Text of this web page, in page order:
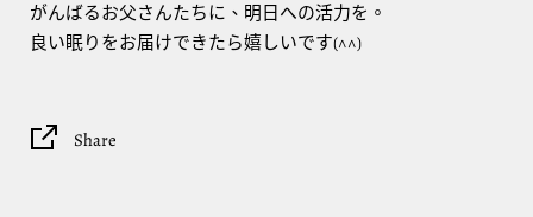
がんばるお父さんたちに、明日への活力を。
良い眠りをお届けできたら嬉しいです(^^)
Share